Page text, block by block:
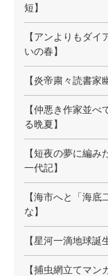
短】
【アンよりもダイ
いの春】
【炎帝粛々読書家
【仲悪き作家並べ
る晩夏】
【短夜の夢に編み
一代記】
【海市へと「海底
な】
【星河一滴地球誕
【捕虫網立てマン